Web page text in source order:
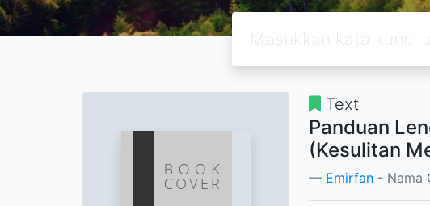
Text
Panduan
(Kesulitan
Emirfan - Nama